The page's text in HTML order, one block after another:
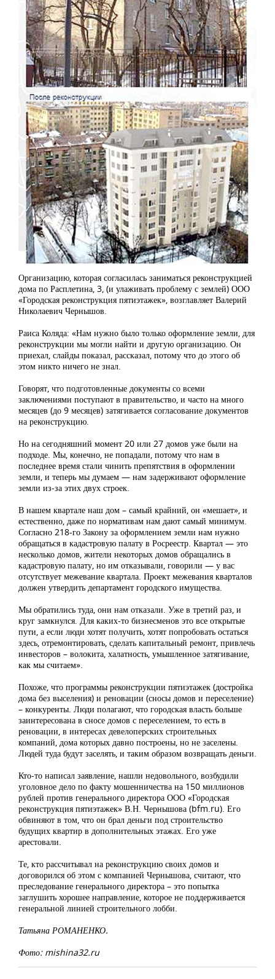
Организацию, которая согласилась заниматься реконструкцией
дома по Расплетина, 3, (и улаживать проблему с землей) ООО
«Городская реконструкция пятиэтажек», возглавляет Валерий
Николаевич Чернышов.
Раиса Коляда: «Нам нужно было только оформление земли, для
реконструкции мы могли найти и другую организацию. Он
приехал, слайды показал, рассказал, потому что до этого об
этом никто ничего не знал.
Говорят, что подготовленные документы со всеми
заключениями поступают в правительство, и часто на много
месяцев (до 9 месяцев) затягивается согласование документов
на реконструкцию.
Но на сегодняшний момент 20 или 27 домов уже были на
подходе. Мы, конечно, не попадали, потому что нам в
последнее время стали чинить препятствия в оформлении
земли, и теперь мы думаем — нам задерживают оформление
земли из-за этих двух строек.
В нашем квартале наш дом – самый крайний, он «мешает», и
естественно, даже по нормативам нам дают самый минимум.
Согласно 218-го Закону за оформлением земли нам нужно
обращаться в кадастровую палату в Росреестр. Квартал — это
несколько домов, жители некоторых домов обращались в
кадастровую палату, но им отказывали, говорили — у вас
отсутствует межевание квартала. Проект межевания кварталов
должен утвердить департамент городского имущества.
Мы обратились туда, они нам отказали. Уже в третий раз, и
круг замкнулся. Для каких-то бизнесменов это все открытые
пути, а если люди хотят получить, хотят попробовать остаться
здесь, отремонтировать, сделать капитальный ремонт, привлечь
инвесторов – волокита, халатность, умышленное затягивание,
как мы считаем».
Похоже, что программы реконструкции пятиэтажек (достройка
дома без выселения) и реновации (сносы домов и переселение)
– конкуренты. Люди полагают, что городская власть больше
заинтересована в сносе домов с переселением, то есть в
реновации, в интересах девелоперских строительных
компаний, дома которых давно построены, но не заселены.
Людей туда будут заселять, и таким образом возвращать деньги.
Кто-то написал заявление, нашли недовольного, возбудили
уголовное дело по факту мошенничества на 150 миллионов
рублей против генерального директора ООО «Городская
реконструкция пятиэтажек» В.Н. Чернышова (bfm.ru). Его
обвиняют в том, что он брал деньги под строительство
будущих квартир в дополнительных этажах. Его уже
арестовали.
Те, кто рассчитывал на реконструкцию своих домов и
договорился об этом с компанией Чернышова, считают, что
преследование генерального директора – это попытка
заглушить хорошее направление, которое не поддерживается
генеральной линией строительного лобби.
Татьяна РОМАНЕНКО.
Фото: mishina32.ru